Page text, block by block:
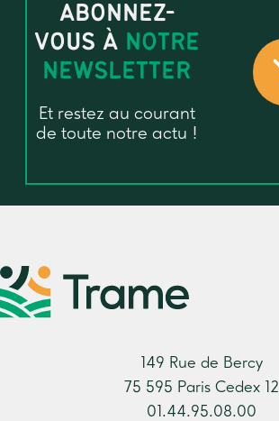
ABONNEZ-
VOUS À NOTRE
NEWSLETTER
Et restez au courant
de toute notre actu !
149 Rue de Bercy
75 595 Paris Cedex 12
01.44.95.08.00